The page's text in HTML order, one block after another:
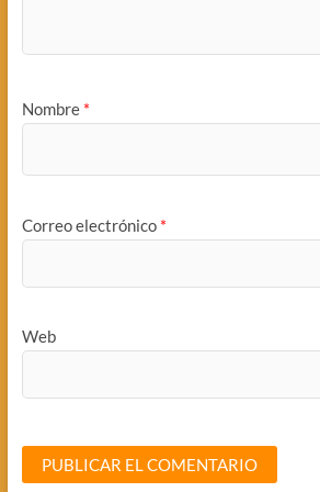
Nombre *
Correo electrónico *
Web